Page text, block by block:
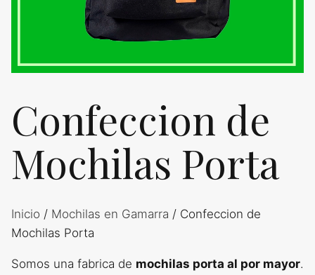
Confeccion de
Mochilas Porta
Inicio / Mochilas en Gamarra / Confeccion de
Mochilas Porta
Somos una fabrica de mochilas porta al por mayor.